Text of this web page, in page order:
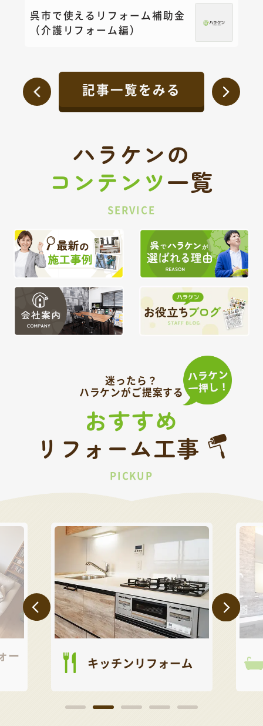
呉市で使えるリフォーム補助金
（介護リフォーム編）
記事一覧をみる
ハラケンの
コンテンツ一覧
SERVICE
迷ったら？
ハラケンがご提案する
おすすめ
リフォーム工事
PICKUP
ー キッチンリフォーム